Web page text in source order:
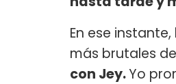
En ese
más brutales
con Jey.Yo